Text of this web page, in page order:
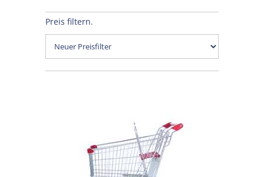
Preis filtern.